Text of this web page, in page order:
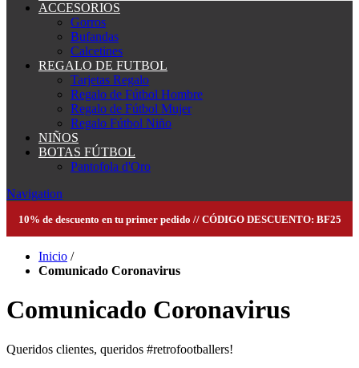
ACCESORIOS
Gorros
Bufandas
Calcetines
REGALO DE FUTBOL
Tarjetas Regalo
Regalo de Fútbol Hombre
Regalo de Fútbol Mujer
Regalo Fútbol Niño
NIÑOS
BOTAS FÚTBOL
Pantofola d'Oro
Navigation
10% de descuento en tu primer pedido // CÓDIGO DESCUENTO: BF25
Inicio /
Comunicado Coronavirus
Comunicado Coronavirus
Queridos clientes, queridos #retrofootballers!